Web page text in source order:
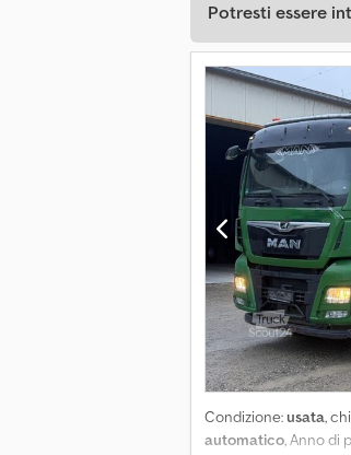
Potresti essere
Condizione:usata,
automatico, Anno di